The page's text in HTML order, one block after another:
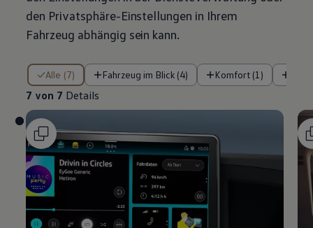
den Privatsphäre-Einstellungen in Ihrem
Fahrzeug abhängig sein kann.
Alle (7) Fahrzeug im Blick (4) Komfort (1)
7 von 7 Details
7 von 7 Details